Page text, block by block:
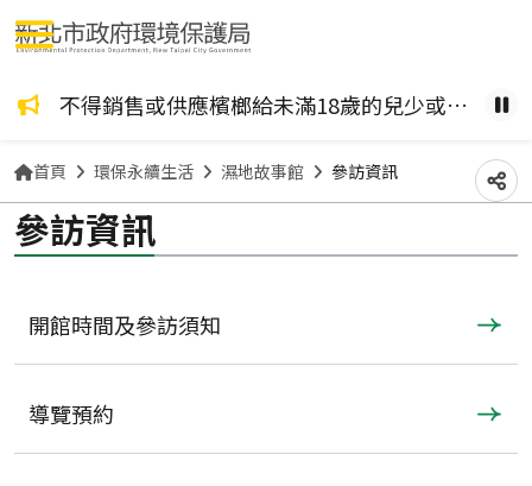
咖啡檳榔、檳榔糖葫蘆？ 檳榔不管加了什麼風味，都是致癌物！請拒絕嚼食。 不得銷售或供應檳榔給未滿18歲的兒少或孕婦。 健暫
選單按鈕
首頁 環保永續生活 濕地故事館 參訪資訊
分
參訪資訊
開館時間及參訪須知
導覽預約